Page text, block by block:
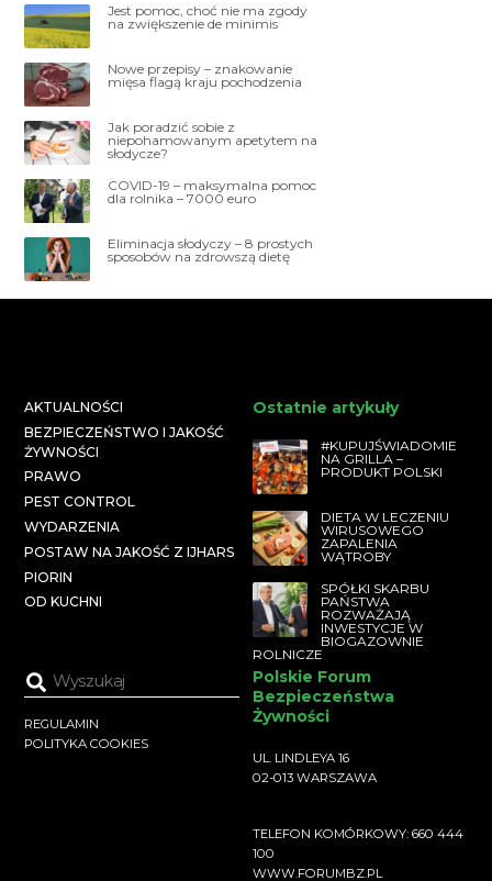
Jest pomoc, choć nie ma zgody
na zwiększenie de minimis
Nowe przepisy – znakowanie
mięsa flagą kraju pochodzenia
Jak poradzić sobie z
niepohamowanym apetytem na
słodycze?
COVID-19 – maksymalna pomoc
dla rolnika – 7000 euro
Eliminacja słodyczy – 8 prostych
sposobów na zdrowszą dietę
AKTUALNOŚCI
BEZPIECZEŃSTWO I JAKOŚĆ
ŻYWNOŚCI
PRAWO
PEST CONTROL
WYDARZENIA
POSTAW NA JAKOŚĆ Z IJHARS
PIORIN
OD KUCHNI
Ostatnie artykuły
#KUPUJŚWIADOMIE
NA GRILLA –
PRODUKT POLSKI
DIETA W LECZENIU
WIRUSOWEGO
ZAPALENIA
WĄTROBY
SPÓŁKI SKARBU
PAŃSTWA
ROZWAŻAJĄ
INWESTYCJE W
BIOGAZOWNIE
ROLNICZE
REGULAMIN
POLITYKA COOKIES
Polskie Forum
Bezpieczeństwa
Żywności
UL. LINDLEYA 16
02-013 WARSZAWA
TELEFON KOMÓRKOWY: 660 444
100
WWW.FORUMBZ.PL